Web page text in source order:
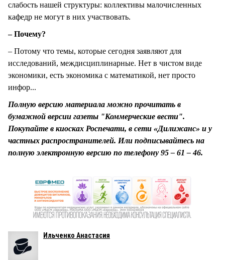
слабость нашей структуры: коллективы малочисленных
кафедр не могут в них участвовать.
– Почему?
– Потому что темы, которые сегодня заявляют для
исследований, междисциплинарные. Нет в чистом виде
экономики, есть экономика с математикой, нет просто
инфор...
Полную версию материала можно прочитать в
бумажной версии газеты "Коммерческие вести".
Покупайте в киосках Роспечати, в сети «Дилижанс» и у
частных распространителей. Или подписывайтесь на
полную электронную версию по телефону 95 – 61 – 46.
Ильченко Анастасия